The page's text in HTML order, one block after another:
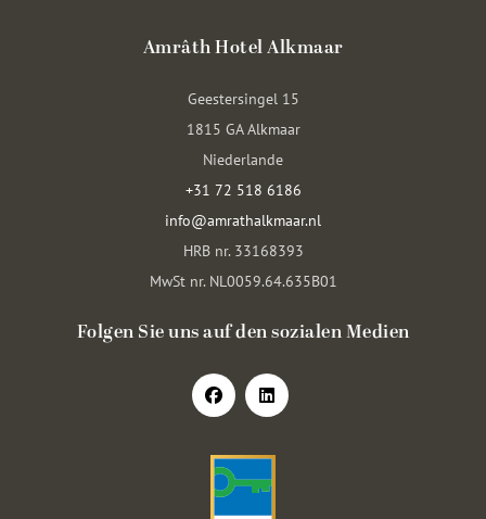
Amrâth Hotel Alkmaar
Geestersingel 15
1815 GA Alkmaar
Niederlande
+31 72 518 6186
info@amrathalkmaar.nl
HRB nr. 33168393
MwSt nr. NL0059.64.635B01
Folgen Sie uns auf den sozialen Medien